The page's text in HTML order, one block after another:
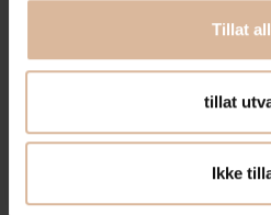
Tillat
tillat
Ikke
prosjekter